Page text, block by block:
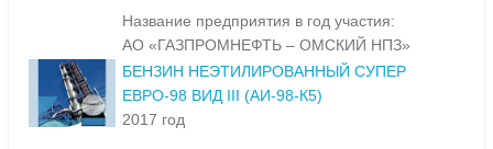
Название предприятия в год участия:
АО «ГАЗПРОМНЕФТЬ – ОМСКИЙ НПЗ»
БЕНЗИН НЕЭТИЛИРОВАННЫЙ СУПЕР
ЕВРО-98 ВИД III (АИ-98-К5)
2017 год